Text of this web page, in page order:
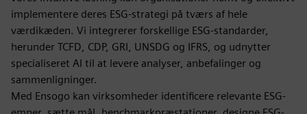
implementere deres ESG-strategi på tværs af hele
værdikæden. Vi integrerer forskellige ESG-standarder,
herunder TCFD, CDP, GRI, UNSDG og IFRS, og udnytter
specialiseret AI til at levere analyser, anbefalinger og
sammenligninger.
Med Ensogo kan virksomheder identificere relevante ESG-